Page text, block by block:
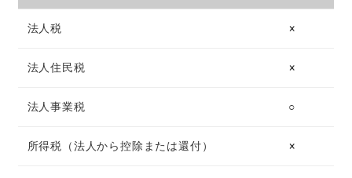
法人税 ×
法人住民税 ×
法人事業税 ○
所得税（法人から控除または還付） ×